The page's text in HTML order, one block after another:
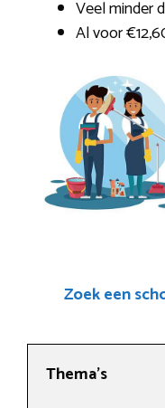
Veel minder
Al voor
Zoek een
Thema’s